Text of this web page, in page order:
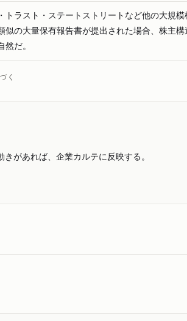
トラスト・ステートストリートなど他の大規模
似の大量保有報告書が提出された場合、株主構
だ。
く
があれば、企業カルテに反映する。